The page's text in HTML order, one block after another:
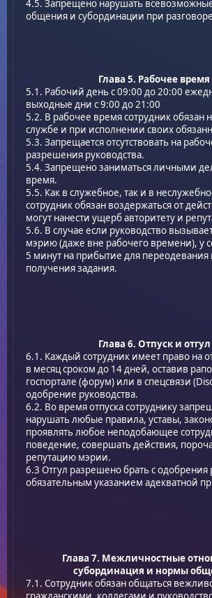
4.5. Запрещено нарушать
общения и субординации при
Глава 5. Рабочее время
5.1. Рабочий день с 09:00 до 20:00
выходные дни с 9:00 до 21:00
5.2. В рабочее время сотрудник обязан
службе и при исполнении своих
5.3. Запрещается отсутствовать на
разрешения руководства.
5.4. Запрещено заниматься личными
время.
5.5. Как в служебное, так и в
сотрудник обязан воздержаться от
могут нанести ущерб авторитету и
5.6. В случае если руководство
мэрию (даже вне рабочего времени), у
5 минут на прибытие для
получения задания.
Глава 6. Отпуск и отгул
6.1. Каждый сотрудник имеет право на
в месяц сроком до 14 дней, оставив
госпортале (форум) или в спецсвязи
одобрение руководства.
6.2. Во время отпуска сотруднику
нарушать любые правила, уставы,
проявлять любое неподобающее
поведение, совершать действия,
репутацию мэрии.
6.3 Отгул разрешено брать с одобрения
обязательным указанием адекватной
Глава 7. Межличностные
субординация и нормы
7.1. Сотрудник обязан общаться